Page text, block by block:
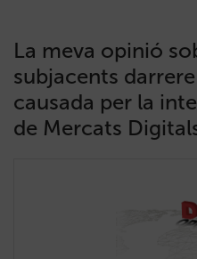
La meva opinió
subjacents
causada per la
de Mercats